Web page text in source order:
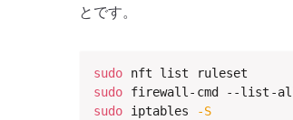
とです。
sudo
sudo
sudo iptables -S